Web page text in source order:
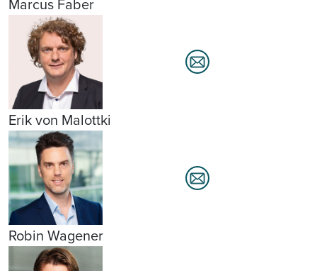
Erik von Malottki
Robin Wagener